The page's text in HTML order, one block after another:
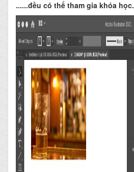
......đều có thể tham gia khóa học.